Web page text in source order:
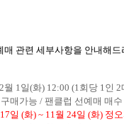
매 관련 세부사항을 안내해드
월 1일(화) 12:00 (1회당 1인 2
매가능 / 팬클럽 선예매 매
17일 (화) ~ 11월 24일 (화) 정